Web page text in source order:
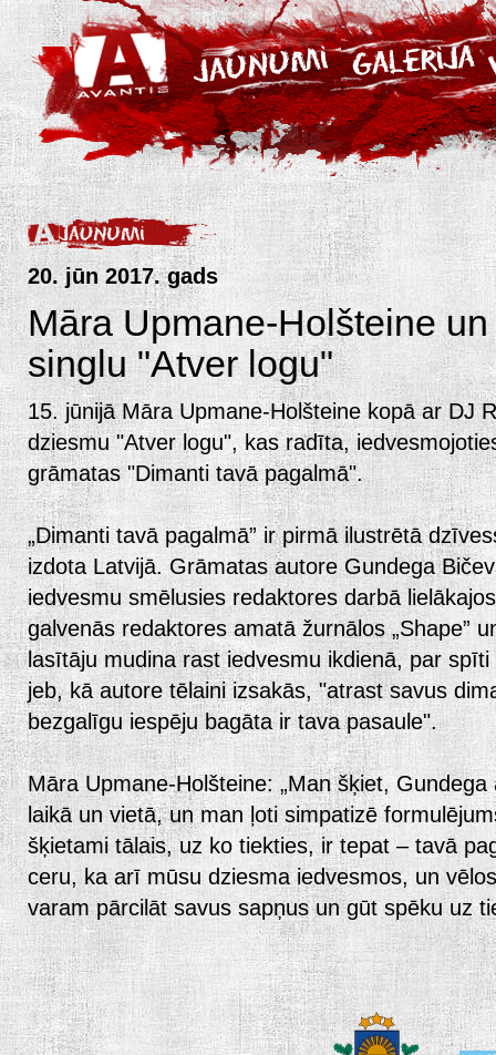
20. jūn 2017. gads
Māra Upmane-Holšteine
singlu "Atver logu"
15. jūnijā Māra Upmane-Holšteine kopā ar DJ
dziesmu "Atver logu", kas radīta,
grāmatas "Dimanti tavā pagalmā".
„Dimanti tavā pagalmā” ir pirmā ilustrētā
izdota Latvijā. Grāmatas autore Gundega
iedvesmu smēlusies redaktores darbā
galvenās redaktores amatā žurnālos „Shape”
lasītāju mudina rast iedvesmu ikdienā, par
jeb, kā autore tēlaini izsakās, "atrast savus
bezgalīgu iespēju bagāta ir tava pasaule".
Māra Upmane-Holšteine: „Man šķiet,
laikā un vietā, un man ļoti simpatizē
šķietami tālais, uz ko tiekties, ir tepat – tavā
ceru, ka arī mūsu dziesma iedvesmos, un
varam pārcilāt savus sapņus un gūt spēku uz